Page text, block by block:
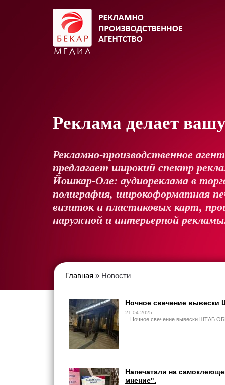
Реклама делает
Рекламно-производственное
предлагает широкий спектр
Йошкар-Оле: аудиореклама в
полиграфия, широкоформатная
визиток и пластиковых карт,
наружной и интерьерной
Главная » Новости
Ночное свечение
21.04.2025
Ночное свечение вывески
Напечатали на
мнение".